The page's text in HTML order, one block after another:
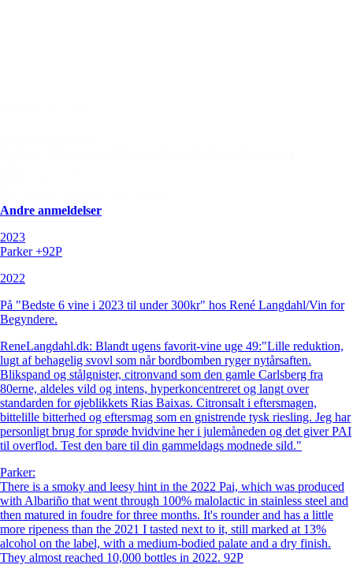
Andre anmeldelser
2023
Parker +92P
2022
På "Bedste 6 vine i 2023 til under 300kr" hos René Langdahl/Vin for
Begyndere.
ReneLangdahl.dk: Blandt ugens favorit-vine uge 49:"Lille reduktion,
lugt af behagelig svovl som når bordbomben ryger nytårsaften.
Blikspand og stålgnister, citronvand som den gamle Carlsberg fra
80erne, aldeles vild og intens, hyperkoncentreret og langt over
standarden for øjeblikkets Rias Baixas. Citronsalt i eftersmagen,
bittelille bitterhed og eftersmag som en gnistrende tysk riesling. Jeg har
personligt brug for sprøde hvidvine her i julemåneden og det giver PAI
til overflod. Test den bare til din gammeldags modnede sild."
Parker:
There is a smoky and leesy hint in the 2022 Pai, which was produced
with Albariño that went through 100% malolactic in stainless steel and
then matured in foudre for three months. It's rounder and has a little
more ripeness than the 2021 I tasted next to it, still marked at 13%
alcohol on the label, with a medium-bodied palate and a dry finish.
They almost reached 10,000 bottles in 2022. 92P